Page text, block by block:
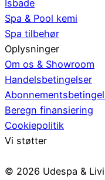
Isbade
Spa & Pool kemi
Spa tilbehør
Oplysninger
Om os & Showroom
Handelsbetingelser
Beregn finansiering
Cookiepolitik
Vi støtter
© 2026 Udespa &